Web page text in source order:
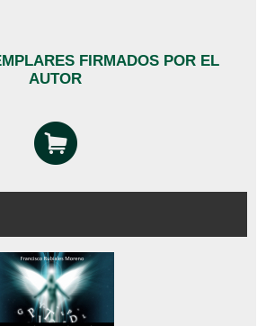
FIRMADOS POR EL
AUTOR